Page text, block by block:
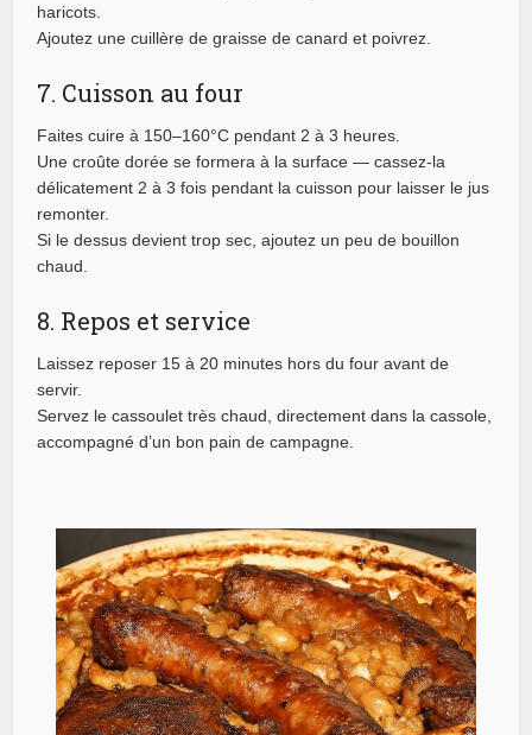
haricots.
Ajoutez une cuillère de graisse de canard et poivrez.
7. Cuisson au four
Faites cuire à 150–160°C pendant 2 à 3 heures.
Une croûte dorée se formera à la surface — cassez-la
délicatement 2 à 3 fois pendant la cuisson pour laisser le jus
remonter.
Si le dessus devient trop sec, ajoutez un peu de bouillon
chaud.
8. Repos et service
Laissez reposer 15 à 20 minutes hors du four avant de
servir.
Servez le cassoulet très chaud, directement dans la cassole,
accompagné d’un bon pain de campagne.